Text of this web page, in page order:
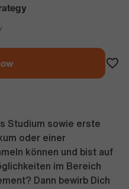
Studium sowie erste
oder einer
können und bist auf
im Bereich
Dann bewirb Dich